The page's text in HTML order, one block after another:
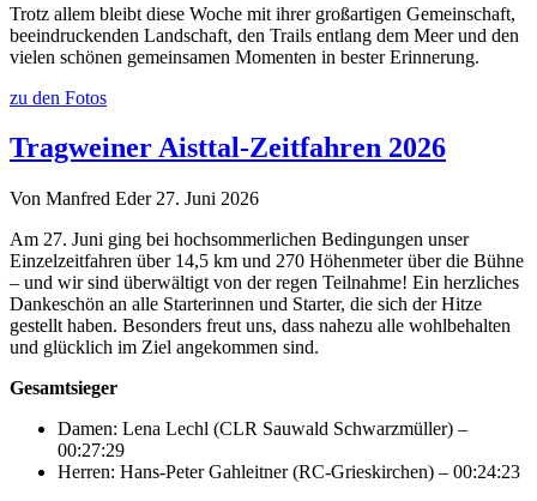
Trotz allem bleibt diese Woche mit ihrer großartigen Gemeinschaft,
beeindruckenden Landschaft, den Trails entlang dem Meer und den
vielen schönen gemeinsamen Momenten in bester Erinnerung.
zu den Fotos
Tragweiner Aisttal-Zeitfahren 2026
Von Manfred Eder 27. Juni 2026
Am 27. Juni ging bei hochsommerlichen Bedingungen unser
Einzelzeitfahren über 14,5 km und 270 Höhenmeter über die Bühne
– und wir sind überwältigt von der regen Teilnahme! Ein herzliches
Dankeschön an alle Starterinnen und Starter, die sich der Hitze
gestellt haben. Besonders freut uns, dass nahezu alle wohlbehalten
und glücklich im Ziel angekommen sind.
Gesamtsieger
Damen: Lena Lechl (CLR Sauwald Schwarzmüller) –
00:27:29
Herren: Hans-Peter Gahleitner (RC-Grieskirchen) – 00:24:23